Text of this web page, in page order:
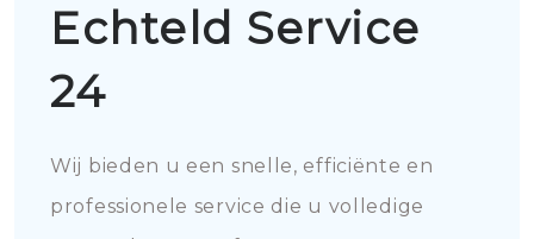
Echteld Service
24
Wij bieden u een snelle, efficiënte en
professionele service die u volledige